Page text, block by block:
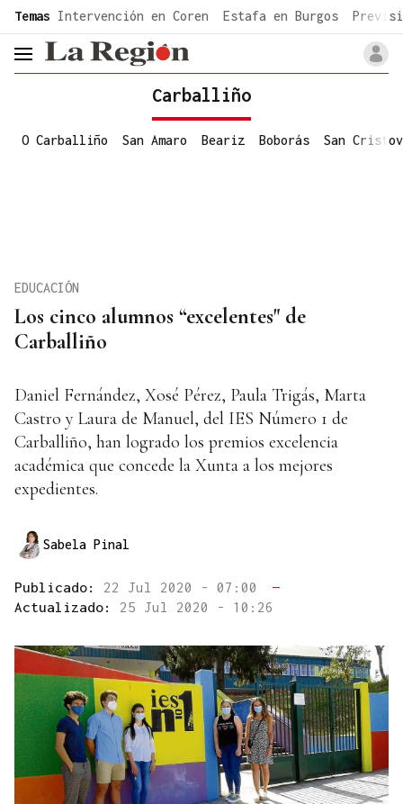
common.go-to-content
Temas Intervención en Coren Estafa en Burgos
header.menu.open
Carballiño
O Carballiño San Amaro Beariz Boborás San
Los cinco alumnos “excelentes" de
Carballiño
EDUCACIÓN
Daniel Fernández, Xosé Pérez, Paula Trigás, Marta
Castro y Laura de Manuel, del IES Número 1 de
Carballiño, han logrado los premios excelencia
académica que concede la Xunta a los mejores
expedientes.
Sabela Pinal
Publicado: 22 Jul 2020 - 07:00
—
Actualizado: 25 Jul 2020 - 10:26